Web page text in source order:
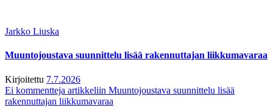
Jarkko Liuska
Muuntojoustava suunnittelu lisää rakennuttajan liikkumavaraa
Kirjoitettu 7.7.2026
Ei kommentteja artikkeliin Muuntojoustava suunnittelu lisää
rakennuttajan liikkumavaraa